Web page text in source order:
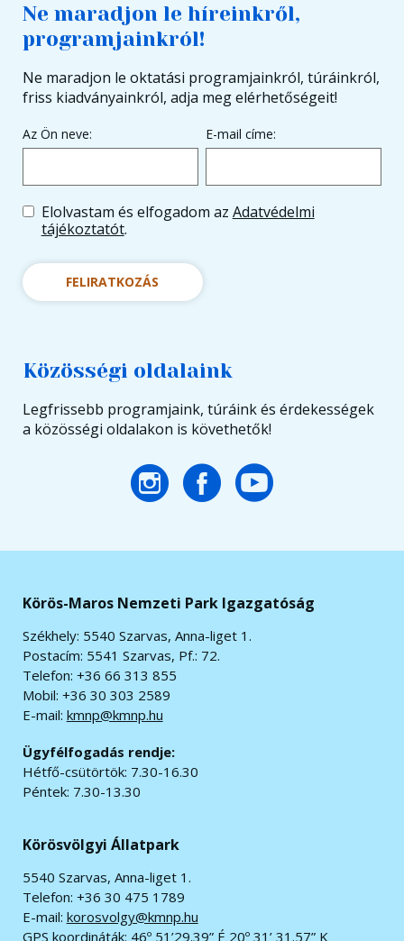
Ne maradjon le híreinkről,
programjainkról!
Ne maradjon le oktatási programjainkról, túráinkról,
friss kiadványainkról, adja meg elérhetőségeit!
Az Ön neve: E-mail címe:
Elolvastam és elfogadom az Adatvédelmi
tájékoztatót.
FELIRATKOZÁS
Közösségi oldalaink
Legfrissebb programjaink, túráink és érdekességek
a közösségi oldalakon is követhetők!
Körös-Maros Nemzeti Park Igazgatóság
Székhely: 5540 Szarvas, Anna-liget 1.
Postacím: 5541 Szarvas, Pf.: 72.
Telefon: +36 66 313 855
Mobil: +36 30 303 2589
E-mail: kmnp@kmnp.hu
Ügyfélfogadás rendje:
Hétfő-csütörtök: 7.30-16.30
Péntek: 7.30-13.30
Körösvölgyi Állatpark
5540 Szarvas, Anna-liget 1.
Telefon: +36 30 475 1789
E-mail: korosvolgy@kmnp.hu
GPS koordináták: 46º 51’29.39” É 20º 31’ 31.57” K